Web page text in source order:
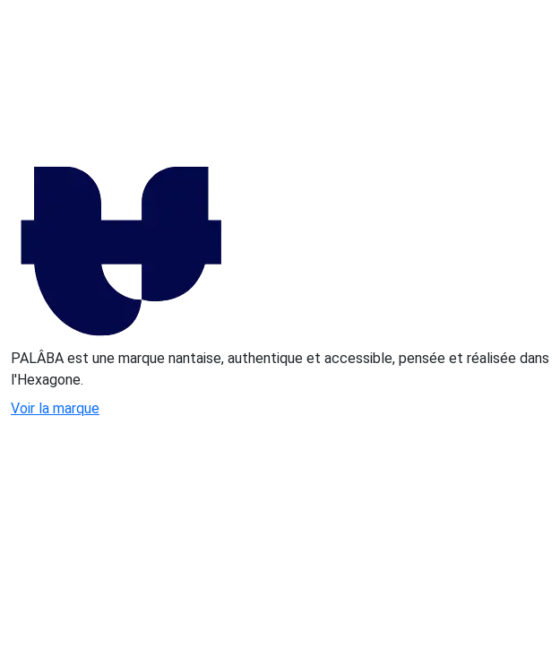
PALÂBA est une marque nantaise, authentique et accessible, pensée et réalisée dans
l'Hexagone.
Voir la marque